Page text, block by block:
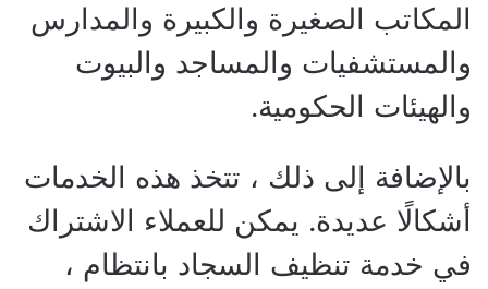
المكاتب الصغيرة والكبيرة والمدارس
والمستشفيات والمساجد والبيوت
والهيئات الحكومية.
بالإضافة إلى ذلك ، تتخذ هذه الخدمات
أشكالًا عديدة. يمكن للعملاء الاشتراك
في خدمة تنظيف السجاد بانتظام ،